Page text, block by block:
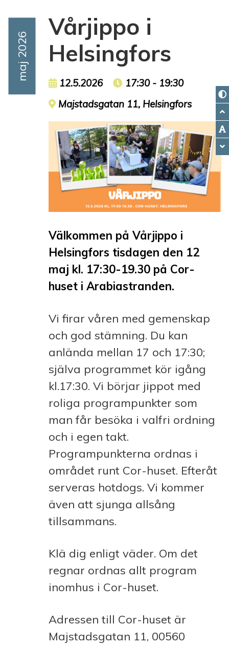
Event Date
Maj 2026
Vårjippo i
Helsingfors
Event date
12.5.2026 Event time
17:30 - 19:30
Event location
Majstadsgatan 11, Helsingfors
Välkommen på Vårjippo i
Helsingfors tisdagen den 12
maj kl. 17:30-19.30 på Cor-
huset i Arabiastranden.
Vi firar våren med gemenskap
och god stämning. Du kan
anlända mellan 17 och 17:30;
själva programmet kör igång
kl.17:30. Vi börjar jippot med
roliga programpunkter som
man får besöka i valfri ordning
och i egen takt.
Programpunkterna ordnas i
området runt Cor-huset. Efteråt
serveras hotdogs. Vi kommer
även att sjunga allsång
tillsammans.
Klä dig enligt väder. Om det
regnar ordnas allt program
inomhus i Cor-huset.
Adressen till Cor-huset är
Majstadsgatan 11, 00560